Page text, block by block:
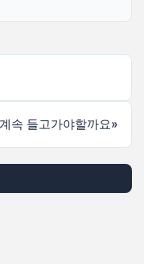
속 들고가야할까요»